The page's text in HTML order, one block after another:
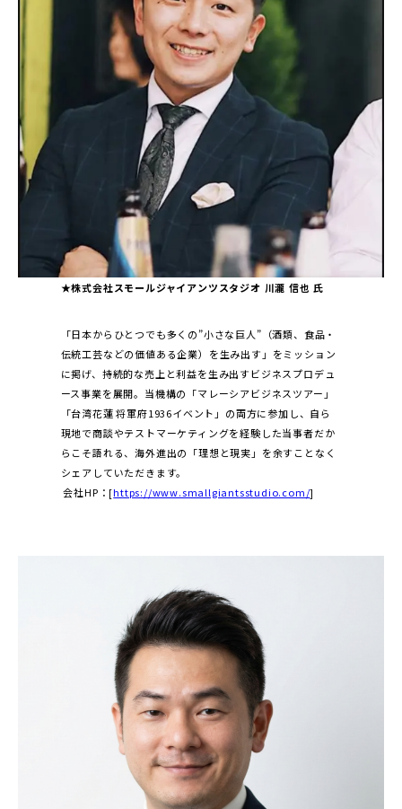
★株式会社スモールジャイアンツスタジオ 川瀧 信也 氏
「日本からひとつでも多くの”小さな巨人”（酒類、食品・
伝統工芸などの価値ある企業）を生み出す」をミッション
に掲げ、持続的な売上と利益を生み出すビジネスプロデュ
ース事業を展開。当機構の「マレーシアビジネスツアー」
「台湾花蓮 将軍府1936イベント」の両方に参加し、自ら
現地で商談やテストマーケティングを経験した当事者だか
らこそ語れる、海外進出の「理想と現実」を余すことなく
シェアしていただきます。
会社HP：[https://www.smallgiantsstudio.com/]